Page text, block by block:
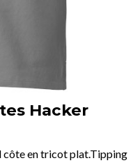
Hacker
côte en tricot plat.Tipping